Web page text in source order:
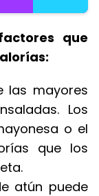
que
las mayores
Los
o el
que los
atún puede